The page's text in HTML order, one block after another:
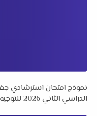
نموذج امتحان استرشادي
الدراسي الثاني 2026 للتوجيه العام بدمياط